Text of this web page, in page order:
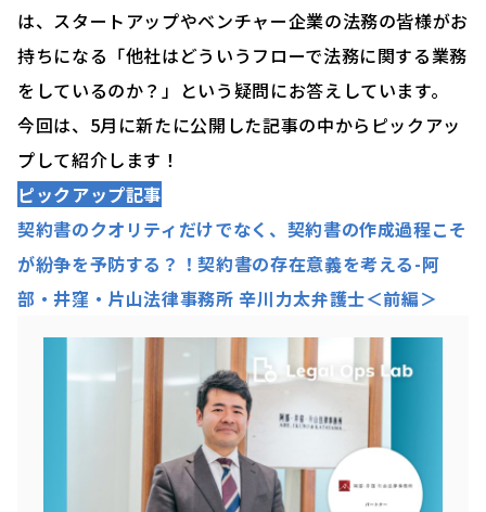
は、スタートアップやベンチャー企業の法務の皆様がお
持ちになる「他社はどういうフローで法務に関する業務
をしているのか？」という疑問にお答えしています。
今回は、5月に新たに公開した記事の中からピックアッ
プして紹介します！
ピックアップ記事
契約書のクオリティだけでなく、契約書の作成過程こそ
が紛争を予防する？！契約書の存在意義を考える-阿
部・井窪・片山法律事務所 辛川力太弁護士＜前編＞